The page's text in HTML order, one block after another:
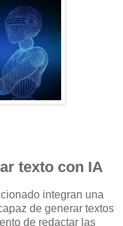
texto con IA
integran una
de generar textos
de redactar las